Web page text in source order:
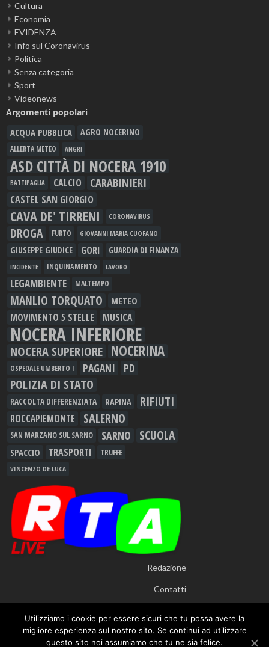
Cultura
Economia
EVIDENZA
Info sul Coronavirus
Politica
Senza categoria
Sport
Videonews
Argomenti popolari
ACQUA PUBBLICA AGRO NOCERINO
ALLERTA METEO ANGRI
ASD CITTÀ DI NOCERA 1910
BATTIPAGLIA CALCIO CARABINIERI
CASTEL SAN GIORGIO
CAVA DE' TIRRENI CORONAVIRUS
DROGA FURTO GIOVANNI MARIA CUOFANO
GIUSEPPE GIUDICE GORI GUARDIA DI FINANZA
INCIDENTE INQUINAMENTO LAVORO
LEGAMBIENTE MALTEMPO
MANLIO TORQUATO METEO
MOVIMENTO 5 STELLE MUSICA
NOCERA INFERIORE
NOCERA SUPERIORE NOCERINA
OSPEDALE UMBERTO I PAGANI PD
POLIZIA DI STATO
RACCOLTA DIFFERENZIATA RAPINA RIFIUTI
ROCCAPIEMONTE SALERNO
SAN MARZANO SUL SARNO SARNO SCUOLA
SPACCIO TRASPORTI TRUFFE
VINCENZO DE LUCA
Redazione
Contatti
Utilizziamo i cookie per essere sicuri che tu possa avere la
migliore esperienza sul nostro sito. Se continui ad utilizzare
questo sito noi assumiamo che tu ne sia felice.